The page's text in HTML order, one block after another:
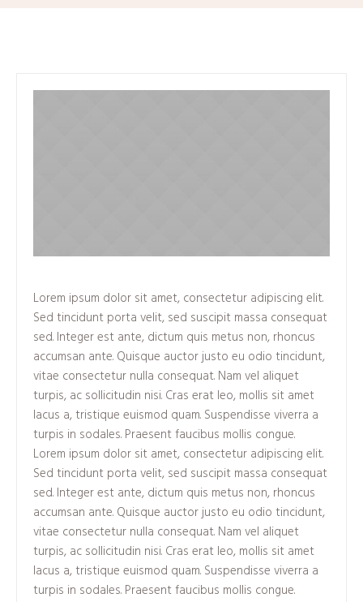
Lorem ipsum dolor sit amet, consectetur adipiscing elit.
Sed tincidunt porta velit, sed suscipit massa consequat
sed. Integer est ante, dictum quis metus non, rhoncus
accumsan ante. Quisque auctor justo eu odio tincidunt,
vitae consectetur nulla consequat. Nam vel aliquet
turpis, ac sollicitudin nisi. Cras erat leo, mollis sit amet
lacus a, tristique euismod quam. Suspendisse viverra a
turpis in sodales. Praesent faucibus mollis congue.
Lorem ipsum dolor sit amet, consectetur adipiscing elit.
Sed tincidunt porta velit, sed suscipit massa consequat
sed. Integer est ante, dictum quis metus non, rhoncus
accumsan ante. Quisque auctor justo eu odio tincidunt,
vitae consectetur nulla consequat. Nam vel aliquet
turpis, ac sollicitudin nisi. Cras erat leo, mollis sit amet
lacus a, tristique euismod quam. Suspendisse viverra a
turpis in sodales. Praesent faucibus mollis congue.